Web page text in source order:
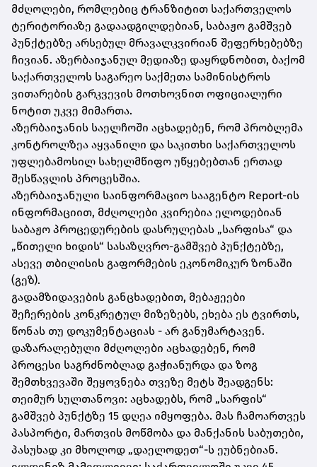
მძღოლები, რომლებიც ტრანზიტით საქართველოს
ტერიტორიაზე გადაადგილდებიან, საბაჟო გამშვებ
პუნქტებზე არსებულ მრავალკვირიან შეფერხებებზე
ჩივიან. აზერბაიჯანულ მედიაზე დაყრდნობით, ბაქომ
საქართველოს საგარეო საქმეთა სამინისტროს
ვითარების გარკვევის მოთხოვნით ოფიციალური
ნოტით უკვე მიმართა.
აზერბაიჯანის საელჩოში აცხადებენ, რომ პრობლემა
კონტროლზეა აყვანილი და საკითხი საქართველოს
უფლებამოსილ სახელმწიფო უწყებებთან ერთად
შესწავლის პროცესშია.
აზერბაიჯანული საინფორმაციო სააგენტო Report-ის
ინფორმაციით, მძღოლები კვირებია ელოდებიან
საბაჟო პროცედურების დასრულებას „სარფისა“ და
„წითელი ხიდის“ სასაზღვრო-გამშვებ პუნქტებზე,
ასევე თბილისის გაფორმების ეკონომიკურ ზონაში
(გეზ).
გადამზიდავების განცხადებით, მებაჟეები
შეჩერების კონკრეტულ მიზეზებს, ეხება ეს ტვირთს,
წონას თუ დოკუმენტაციას - არ განუმარტავენ.
დაზარალებული მძღოლები აცხადებენ, რომ
პროცესი საგრძნობლად გაჭიანურდა და ზოგ
შემთხვევაში შეყოვნება თვეზე მეტს შეადგენს:
თეიმურ სულთანოვი: აცხადებს, რომ „სარფის“
გამშვებ პუნქტზე 15 დღეა იმყოფება. მას ჩამოართვეს
პასპორტი, მართვის მოწმობა და მანქანის საბუთები,
პასუხად კი მხოლოდ „დაელოდეთ“-ს ეუბნებიან.